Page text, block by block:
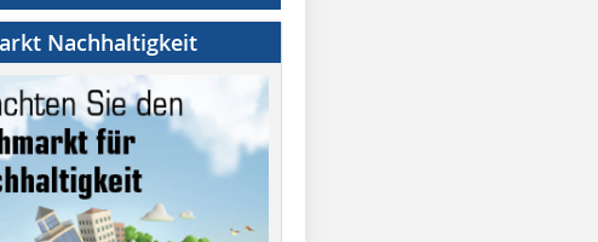
Nachhaltigkeit